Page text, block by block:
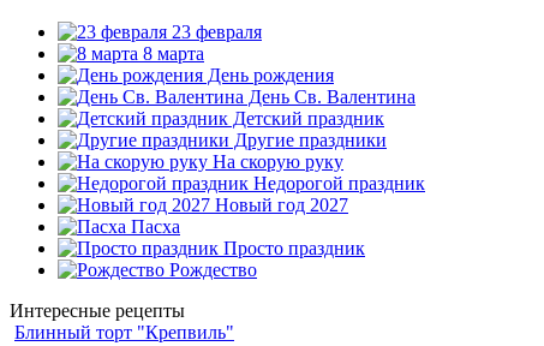
23 февраля
8 марта
День рождения
День Св. Валентина
Детский праздник
Другие праздники
На скорую руку
Недорогой праздник
Новый год 2027
Пасха
Просто праздник
Рождество
Интересные рецепты
Блинный торт "Крепвиль"